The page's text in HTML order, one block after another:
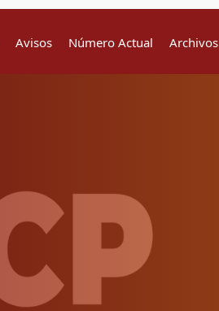
Avisos Número Actual Archivos